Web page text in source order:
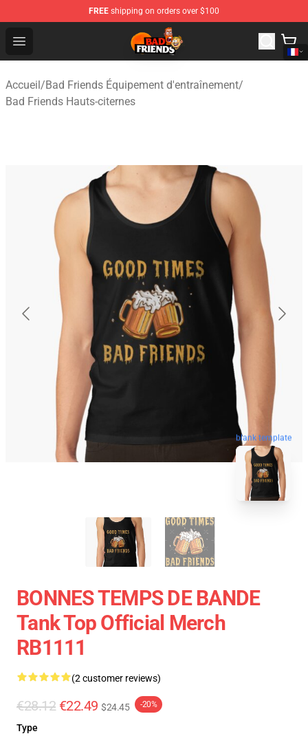
FREE shipping on orders over $100
Open menu
Bad Friends Shop - Official Bad Friends Merchandise
Accueil/Bad Friends Équipement d'entraînement/
Bad Friends Hauts-citernes
blank template
BONNES TEMPS DE BANDE
Tank Top Official Merch
RB1111
(2 customer reviews)
€28.12 €22.49 $24.45 -20%
Type